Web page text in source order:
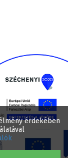
érdekében